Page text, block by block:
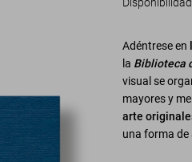
Adéntrese en
la Biblioteca
visual se
mayores y
arte
una forma de